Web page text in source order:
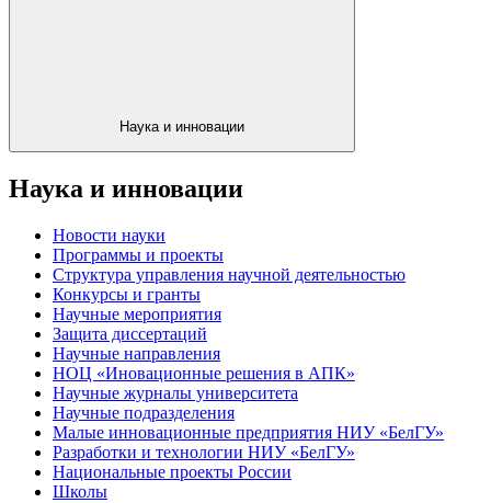
Наука и инновации
Наука и инновации
Новости науки
Программы и проекты
Структура управления научной деятельностью
Конкурсы и гранты
Научные мероприятия
Защита диссертаций
Научные направления
НОЦ «Иновационные решения в АПК»
Научные журналы университета
Научные подразделения
Малые инновационные предприятия НИУ «БелГУ»
Разработки и технологии НИУ «БелГУ»
Национальные проекты России
Школы